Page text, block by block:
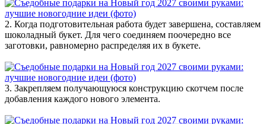
2. Когда подготовительная работа будет завершена, составляем
шоколадный букет. Для чего соединяем поочередно все
заготовки, равномерно распределяя их в букете.
3. Закрепляем получающуюся конструкцию скотчем после
добавления каждого нового элемента.